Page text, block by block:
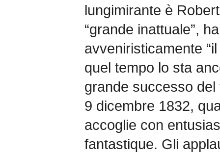
lungimirante è
“grande inattuale”,
avveniristicamente
quel tempo lo sta
grande successo
9 dicembre 1832,
accoglie con
fantastique. Gli